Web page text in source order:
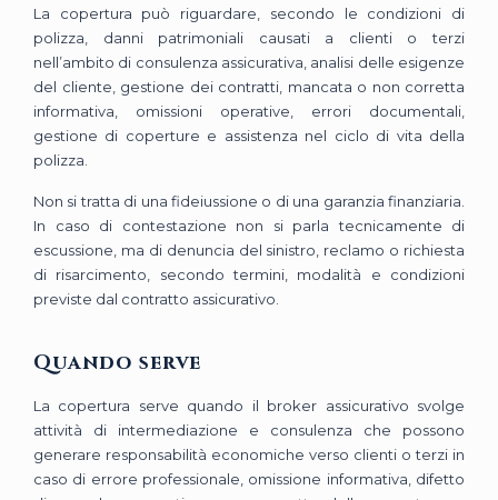
La copertura può riguardare, secondo le condizioni di
polizza, danni patrimoniali causati a clienti o terzi
nell’ambito di consulenza assicurativa, analisi delle esigenze
del cliente, gestione dei contratti, mancata o non corretta
informativa, omissioni operative, errori documentali,
gestione di coperture e assistenza nel ciclo di vita della
polizza.
Non si tratta di una fideiussione o di una garanzia finanziaria.
In caso di contestazione non si parla tecnicamente di
escussione, ma di denuncia del sinistro, reclamo o richiesta
di risarcimento, secondo termini, modalità e condizioni
previste dal contratto assicurativo.
Quando serve
La copertura serve quando il broker assicurativo svolge
attività di intermediazione e consulenza che possono
generare responsabilità economiche verso clienti o terzi in
caso di errore professionale, omissione informativa, difetto